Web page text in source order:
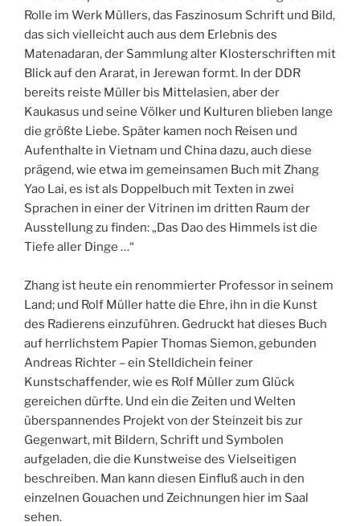
Rolle im Werk Müllers, das Faszinosum Schrift und Bild,
das sich vielleicht auch aus dem Erlebnis des
Matenadaran, der Sammlung alter Klosterschriften mit
Blick auf den Ararat, in Jerewan formt. In der DDR
bereits reiste Müller bis Mittelasien, aber der
Kaukasus und seine Völker und Kulturen blieben lange
die größte Liebe. Später kamen noch Reisen und
Aufenthalte in Vietnam und China dazu, auch diese
prägend, wie etwa im gemeinsamen Buch mit Zhang
Yao Lai, es ist als Doppelbuch mit Texten in zwei
Sprachen in einer der Vitrinen im dritten Raum der
Ausstellung zu finden: „Das Dao des Himmels ist die
Tiefe aller Dinge …“
Zhang ist heute ein renommierter Professor in seinem
Land; und Rolf Müller hatte die Ehre, ihn in die Kunst
des Radierens einzuführen. Gedruckt hat dieses Buch
auf herrlichstem Papier Thomas Siemon, gebunden
Andreas Richter – ein Stelldichein feiner
Kunstschaffender, wie es Rolf Müller zum Glück
gereichen dürfte. Und ein die Zeiten und Welten
überspannendes Projekt von der Steinzeit bis zur
Gegenwart, mit Bildern, Schrift und Symbolen
aufgeladen, die die Kunstweise des Vielseitigen
beschreiben. Man kann diesen Einfluß auch in den
einzelnen Gouachen und Zeichnungen hier im Saal
sehen.